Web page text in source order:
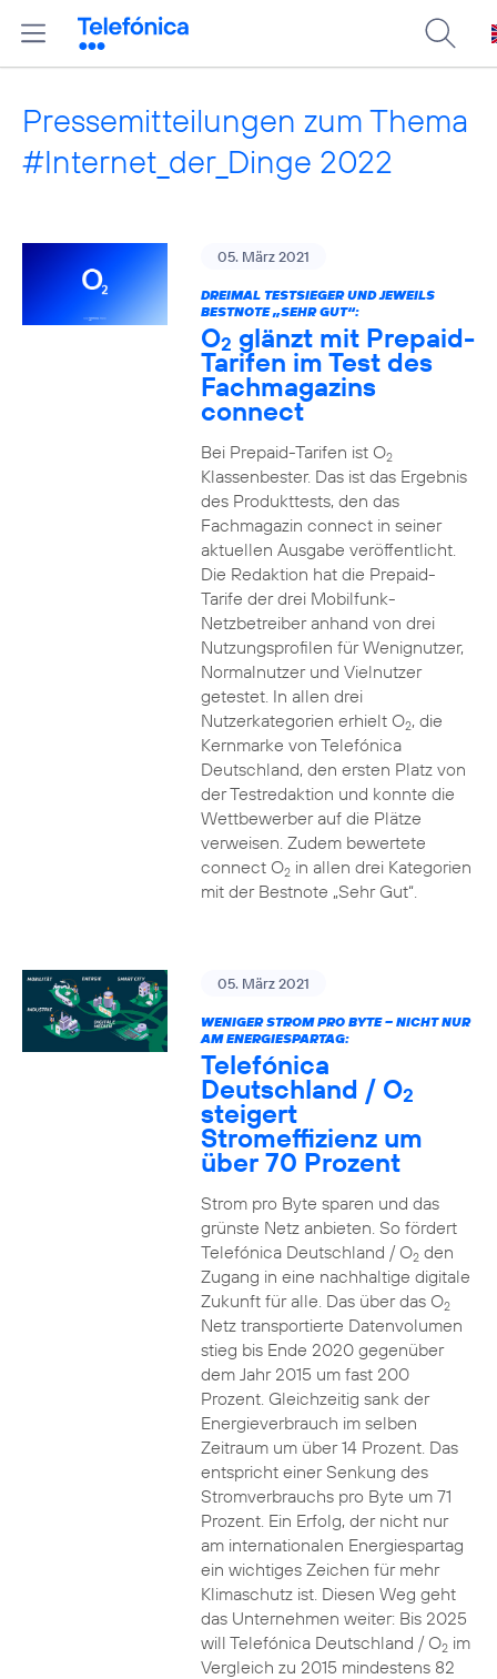
Pressemitteilungen zum Thema
#Internet_der_Dinge 2022
05. März 2021
DREIMAL TESTSIEGER UND JEWEILS
BESTNOTE „SEHR GUT“:
O2 glänzt mit Prepaid-
Tarifen im Test des
Fachmagazins
connect
Bei Prepaid-Tarifen ist O2
Klassenbester. Das ist das Ergebnis
des Produkttests, den das
Fachmagazin connect in seiner
aktuellen Ausgabe veröffentlicht.
Die Redaktion hat die Prepaid-
Tarife der drei Mobilfunk-
Netzbetreiber anhand von drei
Nutzungsprofilen für Wenignutzer,
Normalnutzer und Vielnutzer
getestet. In allen drei
Nutzerkategorien erhielt O2, die
Kernmarke von Telefónica
Deutschland, den ersten Platz von
der Testredaktion und konnte die
Wettbewerber auf die Plätze
verweisen. Zudem bewertete
connect O2in allen drei Kategorien
mit der Bestnote „Sehr Gut“.
05. März 2021
WENIGER STROM PRO BYTE – NICHT NUR
AM ENERGIESPARTAG:
Telefónica
Deutschland / O2
steigert
Stromeffizienz um
über 70 Prozent
Strom pro Byte sparen und das
grünste Netz anbieten. So fördert
Telefónica Deutschland / O2den
Zugang in eine nachhaltige digitale
Zukunft für alle. Das über das O2
Netz transportierte Datenvolumen
stieg bis Ende 2020 gegenüber
dem Jahr 2015 um fast 200
Prozent. Gleichzeitig sank der
Energieverbrauch im selben
Zeitraum um über 14 Prozent. Das
entspricht einer Senkung des
Stromverbrauchs pro Byte um 71
Prozent. Ein Erfolg, der nicht nur
am internationalen Energiespartag
ein wichtiges Zeichen für mehr
Klimaschutz ist. Diesen Weg geht
das Unternehmen weiter: Bis 2025
will Telefónica Deutschland / O2im
Vergleich zu 2015 mindestens 82